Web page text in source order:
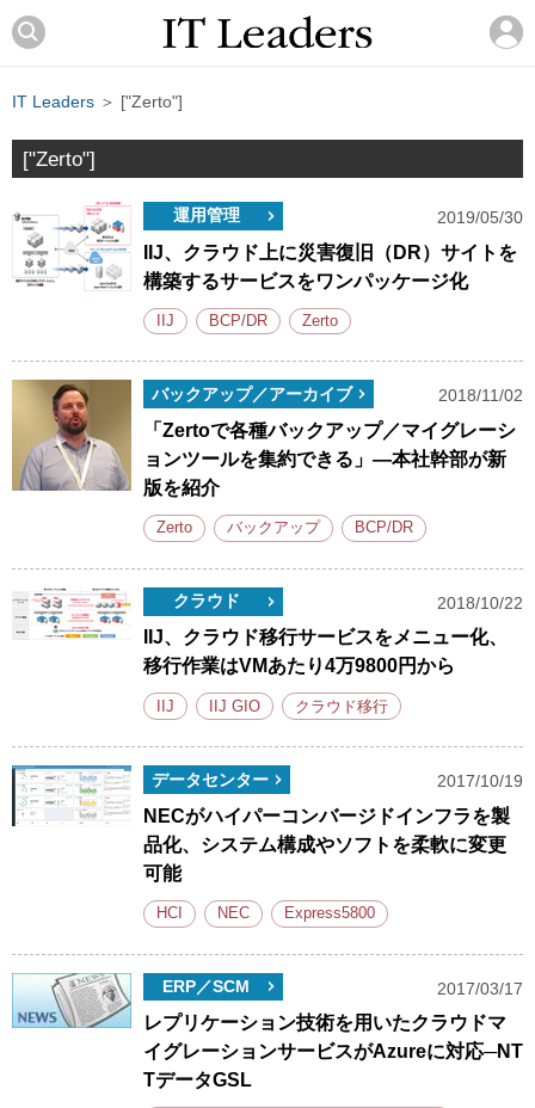
IT Leaders ＞ ["Zerto"]
["Zerto"]
運用管理 2019/05/30
IIJ、クラウド上に災害復旧（DR）サイトを
構築するサービスをワンパッケージ化
IIJ BCP/DR Zerto
バックアップ／アーカイブ 2018/11/02
「Zertoで各種バックアップ／マイグレーシ
ョンツールを集約できる」―本社幹部が新
版を紹介
Zerto バックアップ BCP/DR
クラウド 2018/10/22
IIJ、クラウド移行サービスをメニュー化、
移行作業はVMあたり4万9800円から
IIJ IIJ GIO クラウド移行
データセンター 2017/10/19
NECがハイパーコンバージドインフラを製
品化、システム構成やソフトを柔軟に変更
可能
HCI NEC Express5800
ERP／SCM 2017/03/17
レプリケーション技術を用いたクラウドマ
イグレーションサービスがAzureに対応─NT
TデータGSL